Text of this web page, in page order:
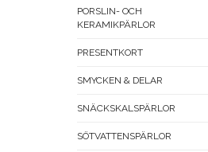
PORSLIN- OCH
KERAMIKPÄRLOR
PRESENTKORT
SMYCKEN & DELAR
SNÄCKSKALSPÄRLOR
SÖTVATTENSPÄRLOR